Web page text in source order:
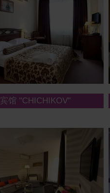
宾馆 "CHICHIKOV"